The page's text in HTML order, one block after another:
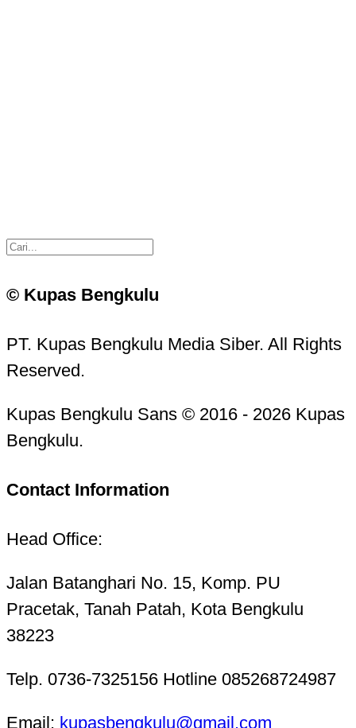
© Kupas Bengkulu
PT. Kupas Bengkulu Media Siber. All Rights
Reserved.
Kupas Bengkulu Sans © 2016 - 2026 Kupas
Bengkulu.
Contact Information
Head Office:
Jalan Batanghari No. 15, Komp. PU
Pracetak, Tanah Patah, Kota Bengkulu
38223
Telp. 0736-7325156 Hotline 085268724987
Email: kupasbengkulu@gmail.com